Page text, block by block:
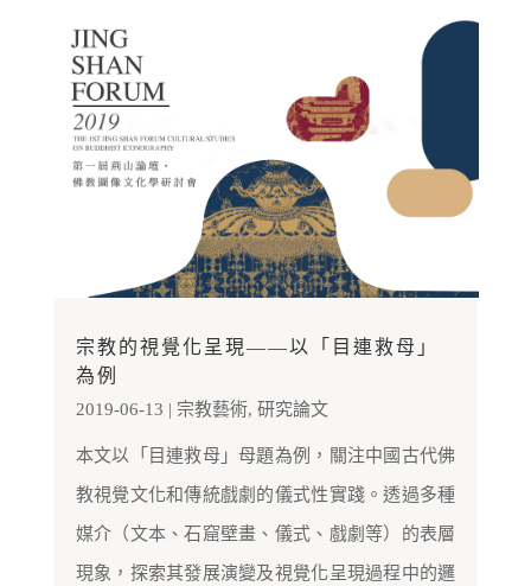
宗教的視覺化呈現——以「目連救母」
為例
2019-06-13 | 宗教藝術, 研究論文
本文以「目連救母」母題為例，關注中國古代佛
教視覺文化和傳統戲劇的儀式性實踐。透過多種
媒介（文本、石窟壁畫、儀式、戲劇等）的表層
現象，探索其發展演變及視覺化呈現過程中的邏